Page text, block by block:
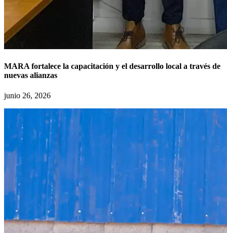
MARA fortalece la capacitación y el desarrollo local a través de
nuevas alianzas
junio 26, 2026